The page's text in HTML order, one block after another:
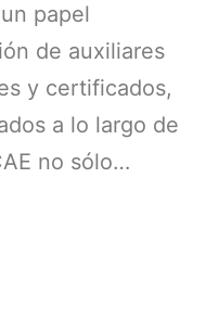
papel
de auxiliares
y certificados,
a lo largo de
no sólo…